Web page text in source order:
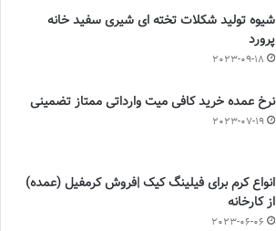
شیوه تولید شکلات تخته ای شیری سفید خانه
پرورد
2023-09-18
نرخ عمده خرید کافی میت وارداتی ممتاز تضمینی
2023-07-19
انواع کرم برای فیلینگ کیک |فروش کرمفیل (عمده)
از کارخانه
2023-06-06